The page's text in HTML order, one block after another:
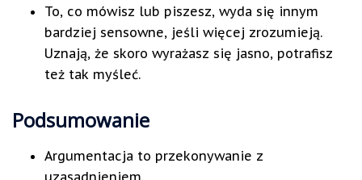
To, co mówisz lub piszesz, wyda się innym
bardziej sensowne, jeśli więcej zrozumieją.
Uznają, że skoro wyrażasz się jasno, potrafisz
też tak myśleć.
Podsumowanie
Argumentacja to przekonywanie z